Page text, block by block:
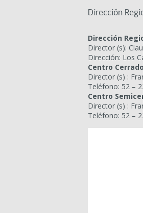
Dirección
Dirección
Director (s):
Dirección: Los
Centro
Director (s) :
Teléfono: 52 –
Centro
Director (s) :
Teléfono: 52 –